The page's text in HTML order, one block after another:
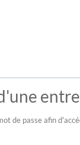
de passe afin